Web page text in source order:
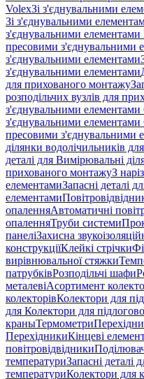
VolexЗі з'єднувальними
Зі з'єднувальними
з'єднувальними елементами
пресовими з'єднувальними
з'єднувальними елементами
з'єднувальними елементами
для прихованого монтажу
розподільчих вузлів для
з'єднувальними елементами
з'єднувальними елементами
пресовими з'єднувальними
ділянки водолічильників
деталі для Вимірювальні
прихованого монтажуЗ
елементамиЗапасні деталі
елементами
опаленняАвтоматичні
опаленняТруби системи
панеліЗахисна
конструкціїКлейкі стрічки
вирівнювальної стяжки
патрубківРозподільчі шафи
металевіАсортимент
колекторівКолектори для
для Колектори для
краныТермометри
ПерехідникиКінцеві
повітровідвідники
температуриЗапасні деталі
температуриКолектори для